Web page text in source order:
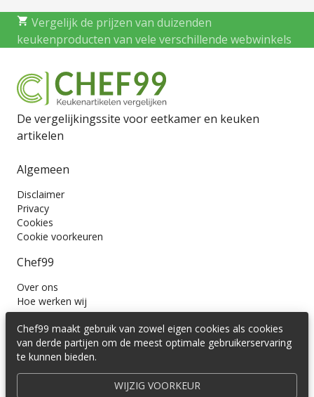
Vergelijk de prijzen van duizenden
keukenproducten van vele verschillende webwinkels
De vergelijkingssite voor eetkamer en keuken
artikelen
Algemeen
Disclaimer
Privacy
Cookies
Cookie voorkeuren
Chef99
Over ons
Hoe werken wij
Contact
Wil je ons volgen?
Chef99 maakt gebruik van zowel eigen cookies als cookies
van derde partijen om de meest optimale gebruikerservaring
te kunnen bieden.
WIJZIG VOORKEUR